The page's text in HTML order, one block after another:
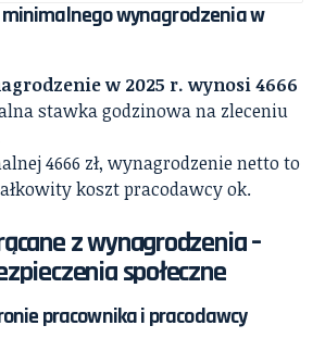
wynagrodzenia w
w 2025 r. wynosi 4666
stawka godzinowa na zleceniu
4666 zł, wynagrodzenie netto to
koszt pracodawcy ok.
z wynagrodzenia –
społeczne
pracownika i pracodawcy